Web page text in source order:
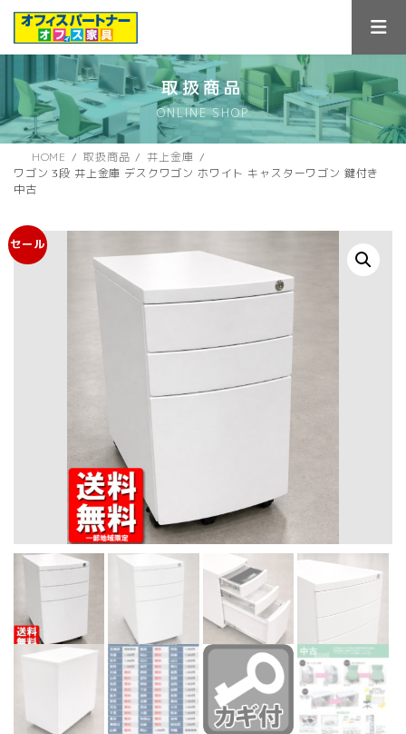
ス
キ
ン
に
取扱商品
ONLINE SHOP
HOME 取扱商品
井上金庫
ワゴン 3段 井上金庫 デスクワゴン ホワイト キャスターワゴン 鍵付き
中古
セール